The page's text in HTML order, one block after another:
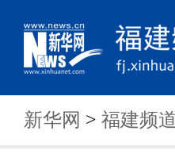
新华网 > 福建频道